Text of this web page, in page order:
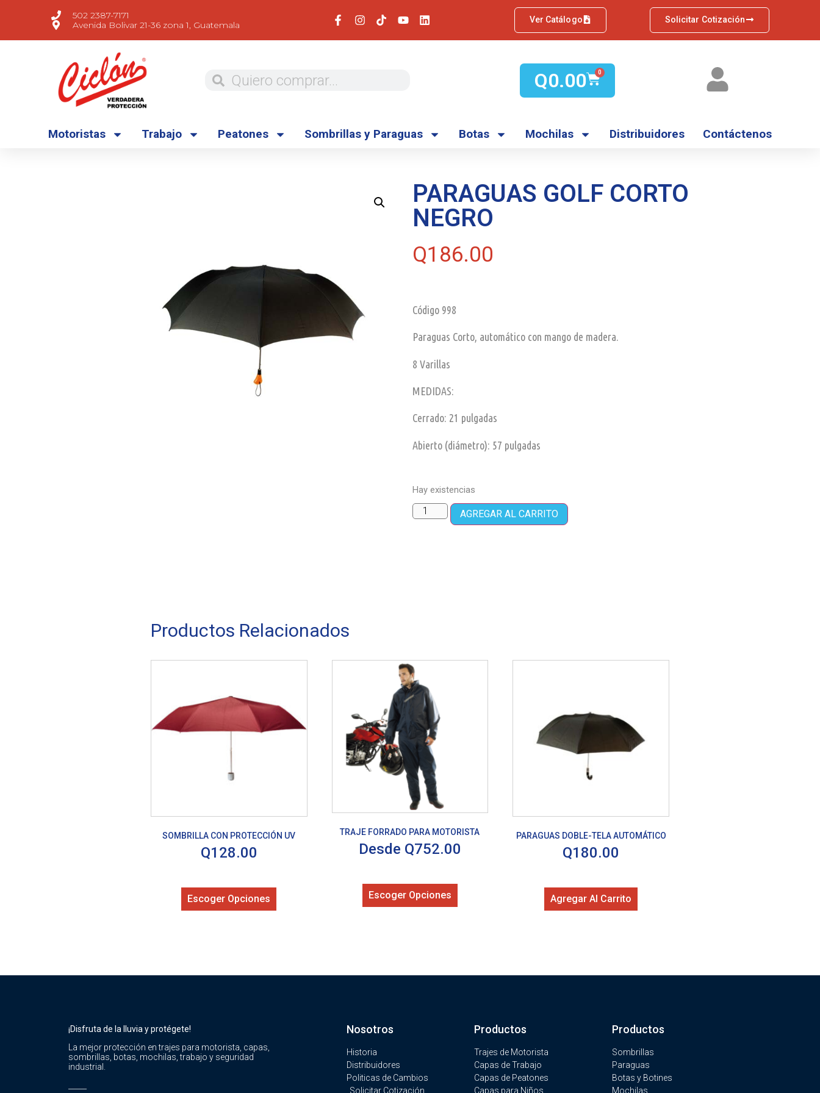
502 2387-7171
Avenida Bolivar 21-36 zona 1, Guatemala
Ver Catálogo Solicitar Cotización
Q0.00 0
Motoristas Trabajo Peatones Sombrillas y Paraguas Botas Mochilas Distribuidores Contáctenos
PARAGUAS GOLF CORTO
NEGRO
Q186.00
Código 998
Paraguas Corto, automático con mango de madera.
8 Varillas
MEDIDAS:
Cerrado: 21 pulgadas
Abierto (diámetro): 57 pulgadas
Hay existencias
AGREGAR AL CARRITO
Productos Relacionados
SOMBRILLA CON PROTECCIÓN UV
Q128.00
Escoger Opciones
TRAJE FORRADO PARA MOTORISTA
Desde Q752.00
Escoger Opciones
PARAGUAS DOBLE-TELA AUTOMÁTICO
Q180.00
Agregar Al Carrito
¡Disfruta de la lluvia y protégete!
La mejor protección en trajes para motorista, capas,
sombrillas, botas, mochilas, trabajo y seguridad
industrial.
Nosotros
Historia
Distribuidores
Politicas de Cambios
Solicitar Cotización
Productos
Trajes de Motorista
Capas de Trabajo
Capas de Peatones
Capas para Niños
Productos
Sombrillas
Paraguas
Botas y Botines
Mochilas